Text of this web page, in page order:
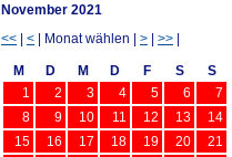
November 2021
<<
< | Monat wählen | > >>
M D M D F S
S
1
2 3 4 5 6
7
8
9 10 11 12 13
14
15
16 17 18 19 20
21